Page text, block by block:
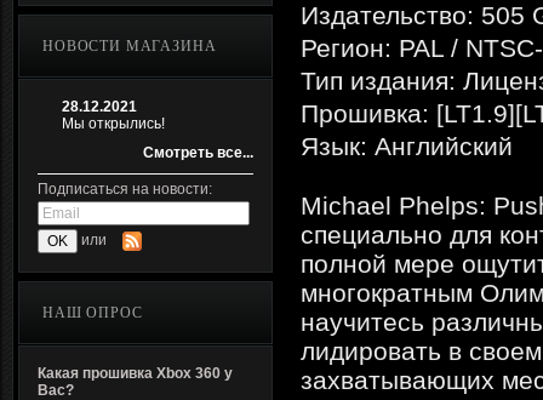
НОВОСТИ МАГАЗИНА
28.12.2021
Мы открылись!
Смотреть все...
Подписаться на новости:
или
НАШ ОПРОС
Какая прошивка Xbox 360 у
Вас?
Издательство: 505
Регион: PAL /
Тип издания:
Прошивка:
Язык: Английский
Michael Phelps:
специально для
полной мере
многократным
научитесь
лидировать в
захватывающих